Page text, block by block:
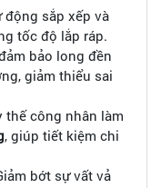
động sắp xếp và
tốc độ lắp ráp.
bảo long đền
giảm thiểu sai
thế công nhân làm
, giúp tiết kiệm chi
bớt sự vất vả